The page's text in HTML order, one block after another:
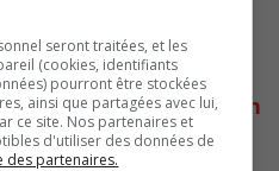
avant l’interruption
seront traitées, et les
(cookies, identifiants
pourront être stockées
ainsi que partagées avec lui,
ce site. Nos partenaires et
d'utiliser des données de
des partenaires.